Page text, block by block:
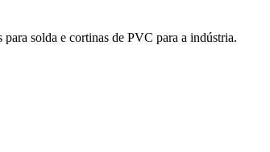
solda e cortinas de PVC para a indústria.